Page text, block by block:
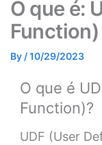
O que é:
Function)
By /10/29/2023
O que é
Function)?
UDF (User